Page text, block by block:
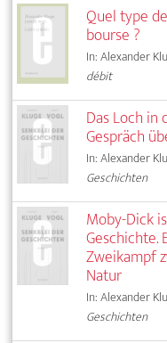
Quel type
bourse ?
In: Alexander
débit
Das Loch
Gespräch
In: Alexander
Geschichten
Moby-Dick
Geschichte.
Zweikampf
Natur
In: Alexander
Geschichten